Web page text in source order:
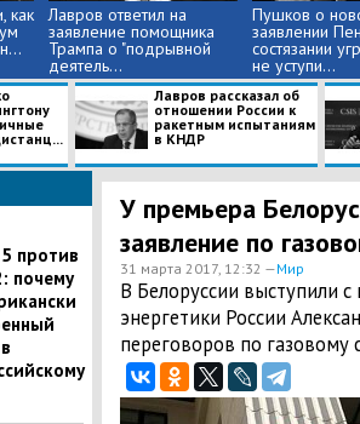
как Лавров ответил на
заявление помощника
Трампа о "подрывной
деятель...
Пушков о
заявлении
состязании
не уступи...
Лавров рассказал об
отношении России к
ракетным испытаниям
в КНДР
против
почему
У премьера
заявление по
31 марта 2017, 12:32 —Мир
​В Белоруссии выступили
энергетики России
переговоров по газовому